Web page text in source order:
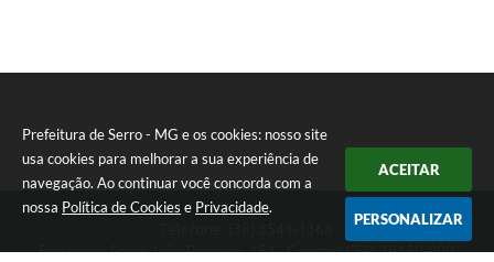
Prefeitura de Serro - MG e os cookies: nosso site
usa cookies para melhorar a sua experiência de
navegação. Ao continuar você concorda com a
nossa Política de Cookies e Privacidade.
ACEITAR
PERSONALIZAR
Endereço: Praça João Pinheiro, 154 - Centro | CEP: 39150-000